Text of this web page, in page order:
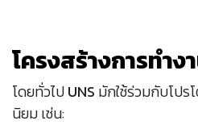
โครงสร้างการทำง
โดยทั่วไปUNS มักใช้ร่วมกับโปร
นิยม เช่น: